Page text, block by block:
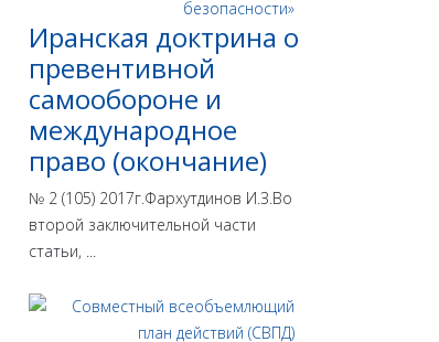
Иранская доктрина о
превентивной
самообороне и
международное
право (окончание)
№ 2 (105) 2017г.Фархутдинов И.З.Во
второй заключительной части
статьи, ...